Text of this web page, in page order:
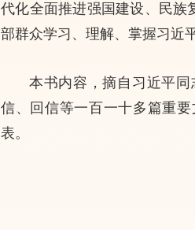
代化全面推进强国建设、民族
部群众学习、理解、掌握习近
本书内容，摘自习近平
信、回信等一百一十多篇重
表。